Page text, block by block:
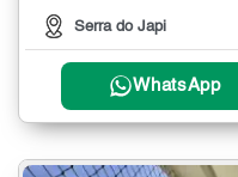
Serra do Japi
WhatsApp